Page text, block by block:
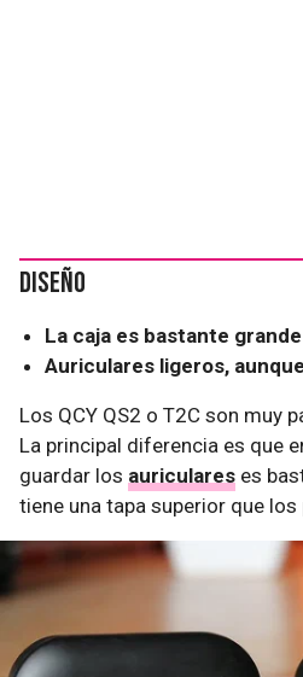
Diseño
La caja es bastante grande
Auriculares ligeros,
Los QCY QS2 o T2C son muy
La principal diferencia es que
guardar los auriculares es
tiene una tapa superior que